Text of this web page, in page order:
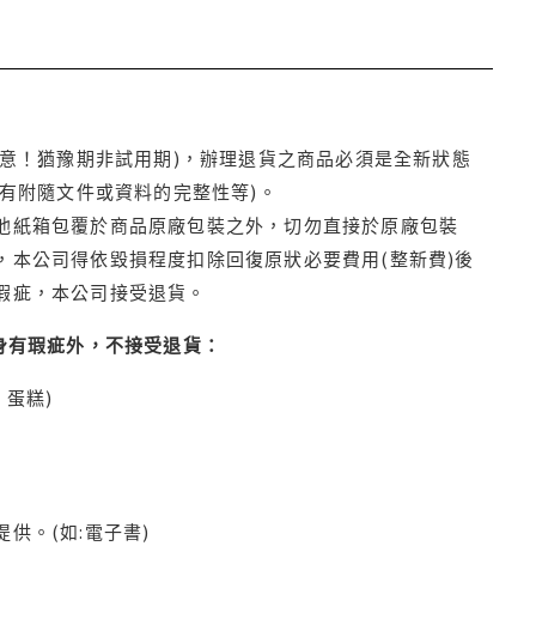
！猶豫期非試用期)，辦理退貨之商品必須是全新狀態
附隨文件或資料的完整性等)。
箱包覆於商品原廠包裝之外，切勿直接於原廠包裝
公司得依毀損程度扣除回復原狀必要費用(整新費)後
，本公司接受退貨。
瑕疵外，不接受退貨：
蛋糕)
供。(如:電子書)